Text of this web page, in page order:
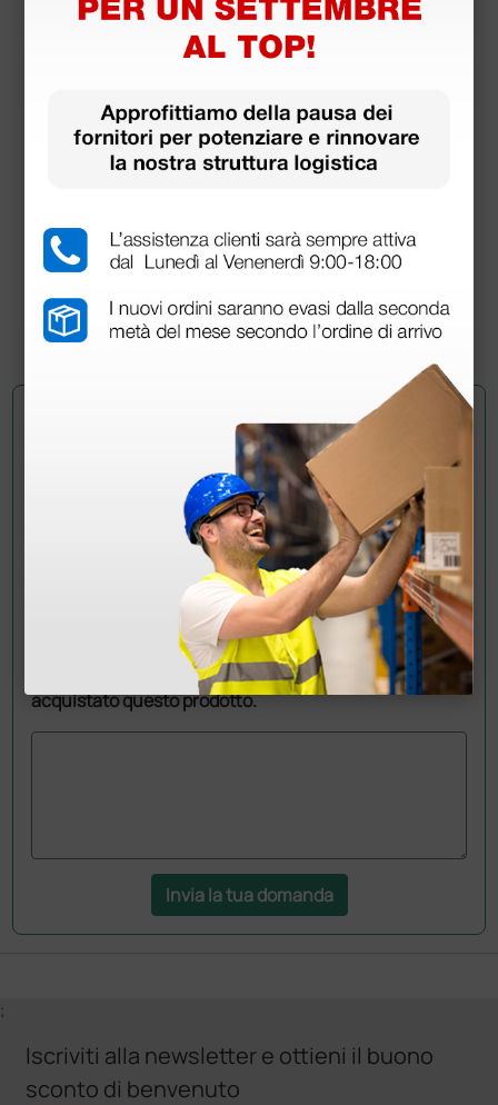
67,00 €
(Prezzo i.e.)
1 pz.
Hai ancora qualche dubbio? Vuoi ulteriori
Invia ora la tua domanda ai colleghi che hanno già
acquistato questo prodotto.
Invia la tua domanda
;
Iscriviti alla newsletter e ottieni il buono
sconto di benvenuto